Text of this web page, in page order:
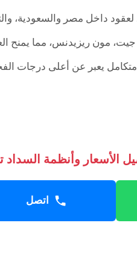
داخل مصر والسعودية،
مون ريزيدنس، مما يمنح
يعبر عن أعلى درجات
الأسعار وأنظمة السداد
اتصل